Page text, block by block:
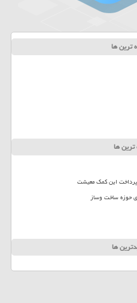
ترین ها
ها
پرداخت این کمک معیشت
ها